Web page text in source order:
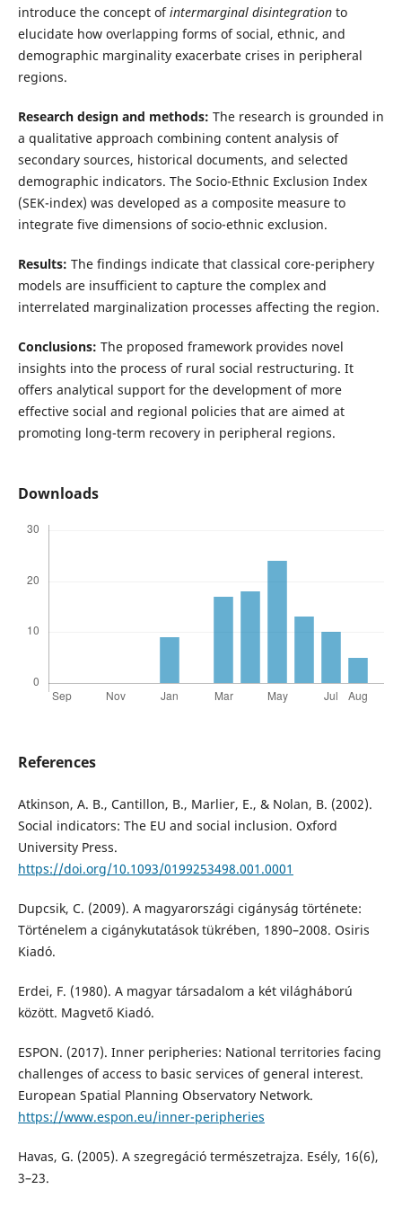
introduce the concept ofintermarginal disintegration to
elucidate how overlapping forms of social, ethnic, and
demographic marginality exacerbate crises in peripheral
regions.
Research design and methods: The research is grounded in
a qualitative approach combining content analysis of
secondary sources, historical documents, and selected
demographic indicators. The Socio-Ethnic Exclusion Index
(SEK-index) was developed as a composite measure to
integrate five dimensions of socio-ethnic exclusion.
Results: The findings indicate that classical core-periphery
models are insufficient to capture the complex and
interrelated marginalization processes affecting the region.
Conclusions: The proposed framework provides novel
insights into the process of rural social restructuring. It
offers analytical support for the development of more
effective social and regional policies that are aimed at
promoting long-term recovery in peripheral regions.
Downloads
References
Atkinson, A. B., Cantillon, B., Marlier, E., & Nolan, B. (2002).
Social indicators: The EU and social inclusion. Oxford
University Press.
https://doi.org/10.1093/0199253498.001.0001
Dupcsik, C. (2009). A magyarországi cigányság története:
Történelem a cigánykutatások tükrében, 1890–2008. Osiris
Kiadó.
Erdei, F. (1980). A magyar társadalom a két világháború
között. Magvető Kiadó.
ESPON. (2017). Inner peripheries: National territories facing
challenges of access to basic services of general interest.
European Spatial Planning Observatory Network.
https://www.espon.eu/inner-peripheries
Havas, G. (2005). A szegregáció természetrajza. Esély, 16(6),
3–23.